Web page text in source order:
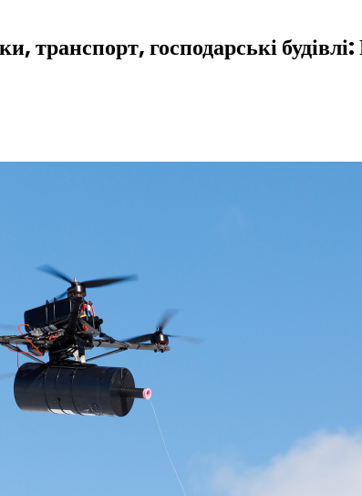
транспорт, господарські